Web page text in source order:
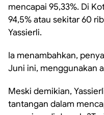
mencapai 95,33%. Di
94,5% atau sekitar 60
Yassierli.
Ia menambahkan,
Juni ini, menggunakan
Meski demikian,
tantangan dalam